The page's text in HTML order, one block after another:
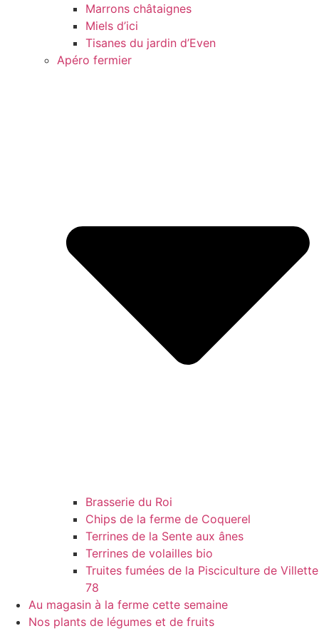
Marrons châtaignes
Miels d’ici
Tisanes du jardin d’Even
Apéro fermier
Brasserie du Roi
Chips de la ferme de Coquerel
Terrines de la Sente aux ânes
Terrines de volailles bio
Truites fumées de la Pisciculture de Villette
78
Au magasin à la ferme cette semaine
Nos plants de légumes et de fruits